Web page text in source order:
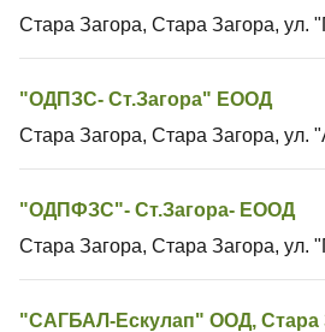
Стара Загора, Стара Загора, ул.
"ОДПЗС- Ст.Загора" ЕООД
Стара Загора, Стара Загора, ул.
"ОДПФЗС"- Ст.Загора- ЕООД
Стара Загора, Стара Загора, ул.
"САГБАЛ-Ескулап" ООД, Стара